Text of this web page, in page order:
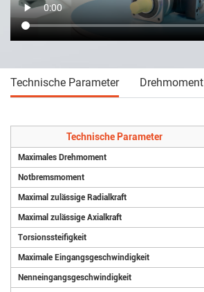
Technische Parameter Drehmoment
Technische Parameter
Maximales Drehmoment
Notbremsmoment
Maximal zulässige Radialkraft
Maximal zulässige Axialkraft
Torsionssteifigkeit
Maximale Eingangsgeschwindigkeit
Nenneingangsgeschwindigkeit